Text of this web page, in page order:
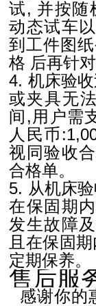
试, 并按随
动态试车
到工件图
格 后再针
4. 机床验
或夹具无
间,用户需
人民币
视同验收
合格单。
5. 从机床
在保固期
发生故障
且在保固
定期保养。
售后服
感谢你的